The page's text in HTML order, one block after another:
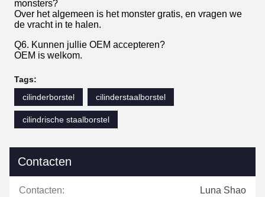
monsters?
Over het algemeen is het monster gratis, en vragen we
de vracht in te halen.
Q6. Kunnen jullie OEM accepteren?
OEM is welkom.
Tags:
cilinderborstel
cilinderstaalborstel
cilindrische staalborstel
Contacten
Contacten: Luna Shao